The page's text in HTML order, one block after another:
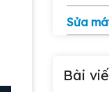
Sửa
Bài